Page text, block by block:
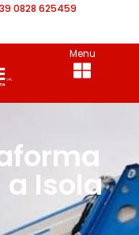
0828 625459
Menu
a Isola